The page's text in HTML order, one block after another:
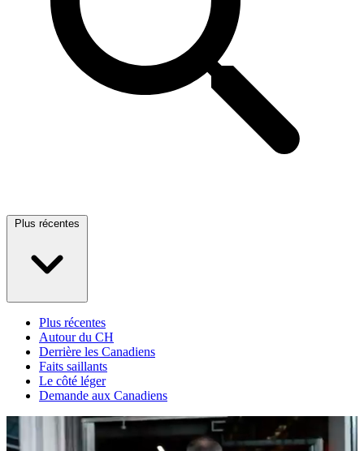
Plus récentes
Plus récentes
Autour du CH
Derrière les Canadiens
Faits saillants
Le côté léger
Demande aux Canadiens